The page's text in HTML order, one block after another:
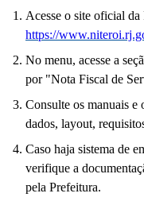
Acesse o site oficial
https://
No menu, acesse a
por "Nota Fiscal de
Consulte os manuais e
dados, layout,
Caso haja sistema de
verifique a
pela Prefeitura.